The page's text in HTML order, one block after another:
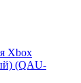
Xbox
(QAU-